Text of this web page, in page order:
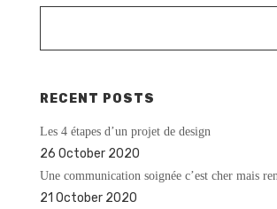
RECENT POSTS
Les 4 étapes d’un projet de design
26 October 2020
Une communication soignée c’est cher mais
21 October 2020